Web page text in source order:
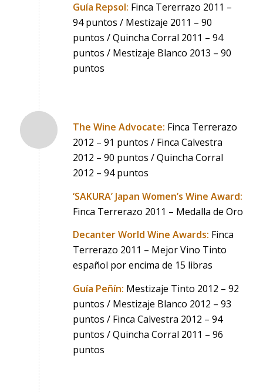
Guía Repsol: Finca Tererrazo 2011 –
94 puntos / Mestizaje 2011 – 90
puntos / Quincha Corral 2011 – 94
puntos / Mestizaje Blanco 2013 – 90
puntos
The Wine Advocate: Finca Terrerazo
2012 – 91 puntos / Finca Calvestra
2012 – 90 puntos / Quincha Corral
2012 – 94 puntos
‘SAKURA’ Japan Women’s Wine Award:
Finca Terrerazo 2011 – Medalla de Oro
Decanter World Wine Awards: Finca
Terrerazo 2011 – Mejor Vino Tinto
español por encima de 15 libras
Guía Peñín: Mestizaje Tinto 2012 – 92
puntos / Mestizaje Blanco 2012 – 93
puntos / Finca Calvestra 2012 – 94
puntos / Quincha Corral 2011 – 96
puntos